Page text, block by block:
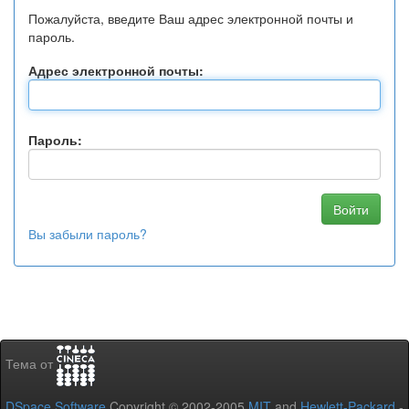
Пожалуйста, введите Ваш адрес электронной почты и
пароль.
Адрес электронной почты:
Пароль:
Вы забыли пароль?
Тема от